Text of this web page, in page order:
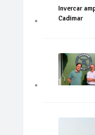
Invercar
Cadimar